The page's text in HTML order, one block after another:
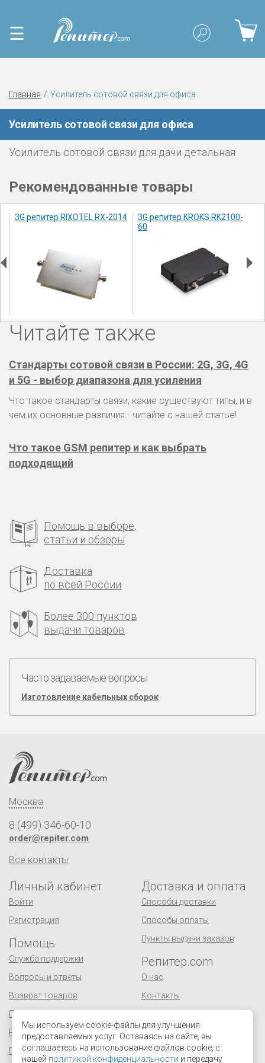
☰
Главная Усилитель сотовой связи для офиса
Усилитель сотовой связи для офиса
Усилитель сотовой связи для дачи детальная
Рекомендованные товары
3G репитер RIXOTEL RX-2014
3G репитер KROKS RK2100-
60
Читайте также
Стандарты сотовой связи в России: 2G, 3G, 4G
и 5G - выбор диапазона для усиления
Что такое стандарты связи, какие существуют типы, и в
чем их основные различия - читайте с нашей статье!
Что такое GSM репитер и как выбрать
подходящий
Помощь в выборе,
статьи и обзоры
Доставка
по всей России
Более 300 пунктов
выдачи товаров
Часто задаваемые вопросы
Изготовление кабельных сборок
Москва
8 (499) 346-60-10
order@repiter.com
Все контакты
Личный кабинет
Войти
Регистрация
Помощь
Служба поддержки
Вопросы и ответы
Возврат товаров
Публичная оферта
Реквизиты
Персональные данные
Доставка и оплата
Способы доставки
Способы оплаты
Пункты выдачи заказов
Репитер.com
О нас
Контакты
Оптовым покупателям
Поставщикам
Мы используем cookie-файлы для улучшения
предоставляемых услуг. Оставаясь на сайте, вы
соглашаетесь на использование файлов cookie, с
нашей политикой конфиденциальности и передачу